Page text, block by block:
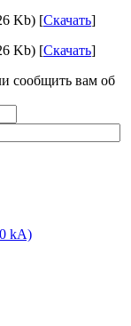
Kb) [Скачать]
Kb) [Скачать]
сообщить вам об
kA)